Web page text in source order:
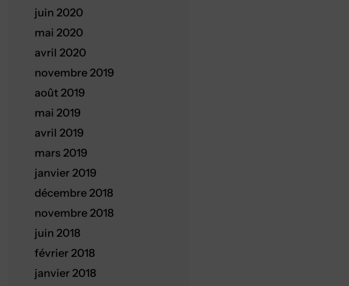
juin 2020
mai 2020
avril 2020
novembre 2019
août 2019
mai 2019
avril 2019
mars 2019
janvier 2019
décembre 2018
novembre 2018
juin 2018
février 2018
janvier 2018